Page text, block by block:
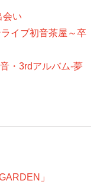
会い
イブ初音茶屋～卒
・3rdアルバム-夢
」